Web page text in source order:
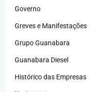
Governo
Greves e Manifestações
Grupo Guanabara
Guanabara Diesel
Histórico das Empresas